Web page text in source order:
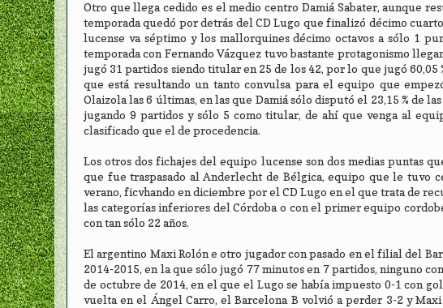
Otro que llega cedido es el medio centro Damiá Sabater, aunque
temporada quedó por detrás del CD Lugo que finalizó décimo
lucense va séptimo y los mallorquines décimo octavos a sólo 1
temporada con Fernando Vázquez tuvo bastante protagonismo
jugó 31 partidos siendo titular en 25 de los 42, por lo que jugó
que está resultando un tanto convulsa para el equipo que
Olaizola las 6 últimas, en las que Damiá sólo disputó el 23,15 % de
jugando 9 partidos y sólo 5 como titular, de ahí que venga al
clasificado que el de procedencia.
Los otros dos fichajes del equipo lucense son dos medias puntas
que fue traspasado al Anderlecht de Bélgica, equipo que le tuvo
verano, ficvhando en diciembre por el CD Lugo en el que trata de
las categorías inferiores del Córdoba o con el primer equipo
con tan sólo 22 años.
El argentino Maxi Rolón e otro jugador con pasado en el filial del
2014-2015, en la que sólo jugó 77 minutos en 7 partidos, ninguno
de octubre de 2014, en el que el Lugo se había impuesto 0-1 con
vuelta en el Ángel Carro, el Barcelona B volvió a perder 3-2 y